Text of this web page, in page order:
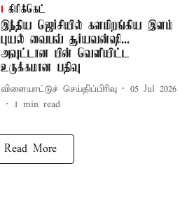
கிரிக்கெட்
இந்திய ஜெர்சியில் களமிறங்கிய இளம்
புயல் வைபவ் சூர்யவன்ஷி...
அவுட்டான பின் வெளியிட்ட
உருக்கமான பதிவு
விளையாட்டுச் செய்திப்பிரிவு
05 Jul 2026
1 min read
Read More